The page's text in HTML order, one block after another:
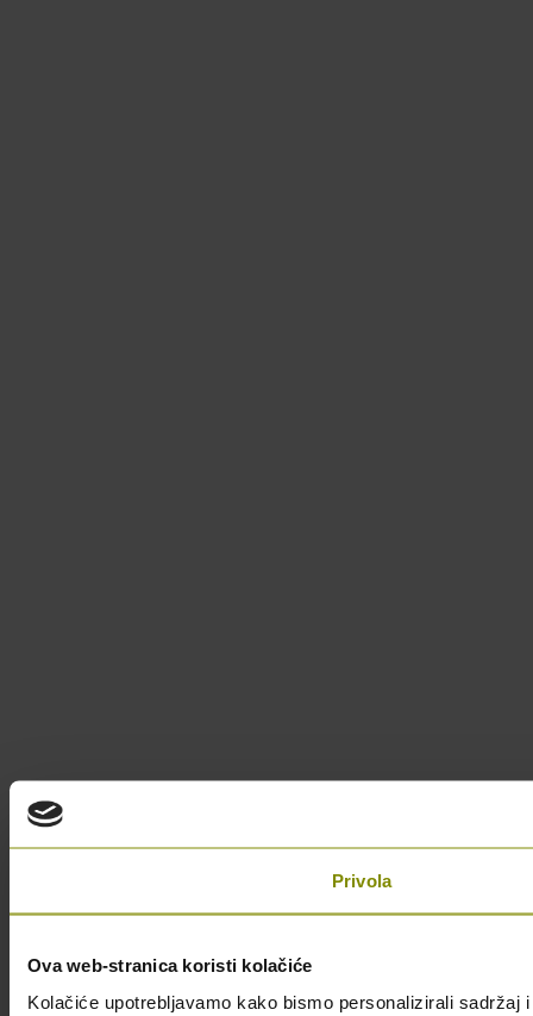
Privola
Ova web-stranica koristi kolačiće
Kolačiće upotrebljavamo kako bismo personalizirali